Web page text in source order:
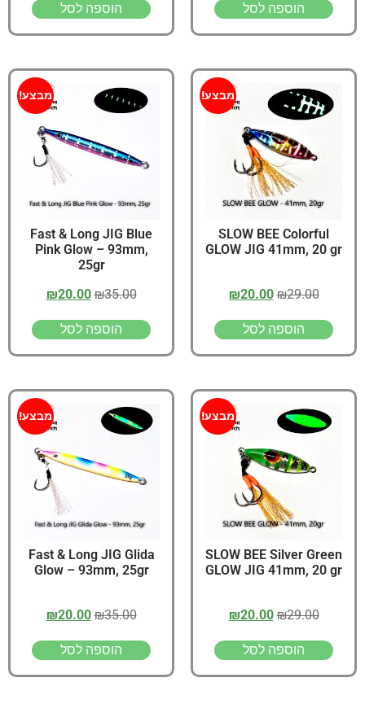
הוספה לסל הוספה לסל
מבצע!
SLOW BEE Colorful
GLOW JIG 41mm, 20 gr
₪29.00
₪20.00
הוספה לסל
מבצע!
Fast & Long JIG Blue
Pink Glow – 93mm,
25gr
₪35.00
₪20.00
הוספה לסל
מבצע!
SLOW BEE Silver Green
GLOW JIG 41mm, 20 gr
₪29.00
₪20.00
הוספה לסל
מבצע!
Fast & Long JIG Glida
Glow – 93mm, 25gr
₪35.00
₪20.00
הוספה לסל